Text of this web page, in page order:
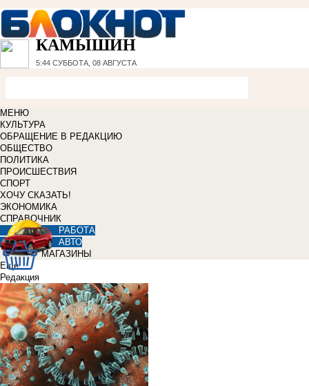
КАМЫШИН
5:44 СУББОТА, 08 АВГУСТА
МЕНЮ
КУЛЬТУРА
ОБРАЩЕНИЕ В РЕДАКЦИЮ
ОБЩЕСТВО
ПОЛИТИКА
ПРОИСШЕСТВИЯ
СПОРТ
ХОЧУ СКАЗАТЬ!
ЭКОНОМИКА
СПРАВОЧНИК
РАБОТА
АВТО
МАГАЗИНЫ
Еще
Редакция